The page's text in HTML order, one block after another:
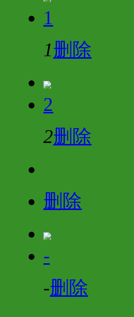
1
1删除
2
2删除
删除
-
-删除